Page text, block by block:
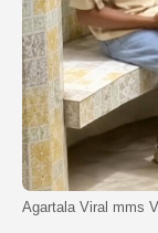
Agartala Viral mms